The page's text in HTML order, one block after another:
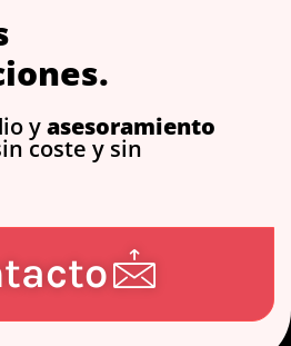
yasesoramiento
coste y sin